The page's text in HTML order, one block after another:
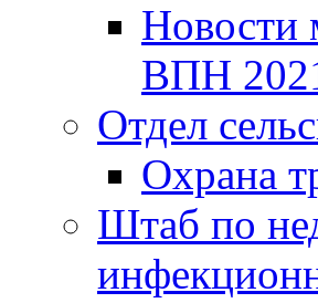
Новости
ВПН
Отдел
Охрана
Штаб по